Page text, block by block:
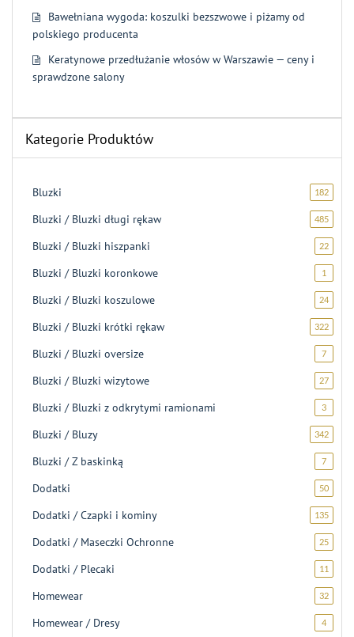
Bawełniana wygoda: koszulki bezszwowe i piżamy od
polskiego producenta
Keratynowe przedłużanie włosów w Warszawie — ceny i
sprawdzone salony
Kategorie Produktów
Bluzki 182182
Bluzki / Bluzki długi rękaw 485485
Bluzki / Bluzki hiszpanki 2222
Bluzki / Bluzki koronkowe 1
Bluzki / Bluzki koszulowe 2424
Bluzki / Bluzki krótki rękaw 322322
Bluzki / Bluzki oversize 77
Bluzki / Bluzki wizytowe 2727
Bluzki / Bluzki z odkrytymi ramionami 33
Bluzki / Bluzy 342342
Bluzki / Z baskinką 77
Dodatki 5050
Dodatki / Czapki i kominy 135135
Dodatki / Maseczki Ochronne 2525
Dodatki / Plecaki 11
Homewear 3232
Homewear / Dresy 44